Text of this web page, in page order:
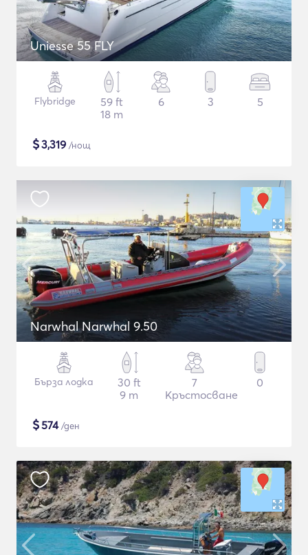
Uniesse 55 FLY
Flybridge
59 ft
18 m
6 3 5
$3,319 /нощ
Narwhal Narwhal 9.50
Бърза лодка
30 ft
9 m
7
Кръстосване
0
$574/ден